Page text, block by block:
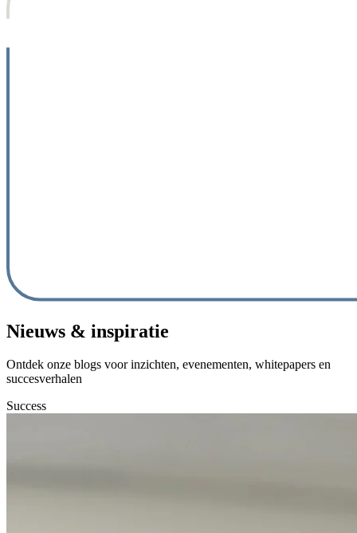
Nieuws & inspiratie
Ontdek onze blogs voor inzichten, evenementen, whitepapers en
succesverhalen
Success